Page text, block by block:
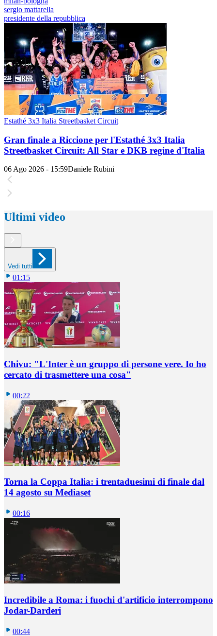
sergio mattarella
presidente della repubblica
Estathé 3x3 Italia Streetbasket Circuit
Gran finale a Riccione per l'Estathé 3x3 Italia
Streetbasket Circuit: All Star e DKB regine d'Italia
06 Ago 2026 - 15:59Daniele Rubini
Ultimi video
Vedi tutti
01:15
Chivu: "L'Inter è un gruppo di persone vere. Io ho
cercato di trasmettere una cosa"
00:22
Torna la Coppa Italia: i trentaduesimi di finale dal
14 agosto su Mediaset
00:16
Incredibile a Roma: i fuochi d'artificio interrompono
Jodar-Darderi
00:44